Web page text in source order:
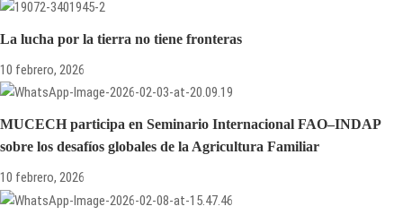
La lucha por la tierra no tiene fronteras
10 febrero, 2026
MUCECH participa en Seminario Internacional FAO–INDAP
sobre los desafíos globales de la Agricultura Familiar
10 febrero, 2026